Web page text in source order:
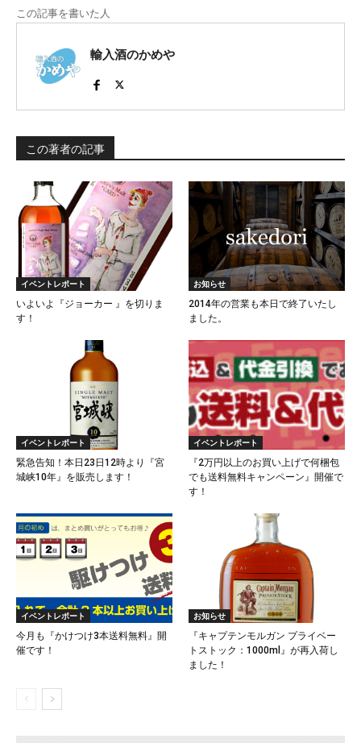
この記事を書いた人
輸入酒のかめや
この著者の記事
イベントレポート
いよいよ『ジョーカー 』を切りま
す！
お知らせ
2014年の営業も本日で終了いたし
ました。
イベントレポート
​緊急告知！本日23日12時より『宮
城峡10年』を販売します！
イベントレポート
『2万円以上のお買い上げで何梱包
でも送料無料キャンペーン』開催で
す！
イベントレポート
今月も『かけつけ3本送料無料』開
催です！
お知らせ
『キャプテンモルガン プライベー
トストック：1000ml』が再入荷し
ました！